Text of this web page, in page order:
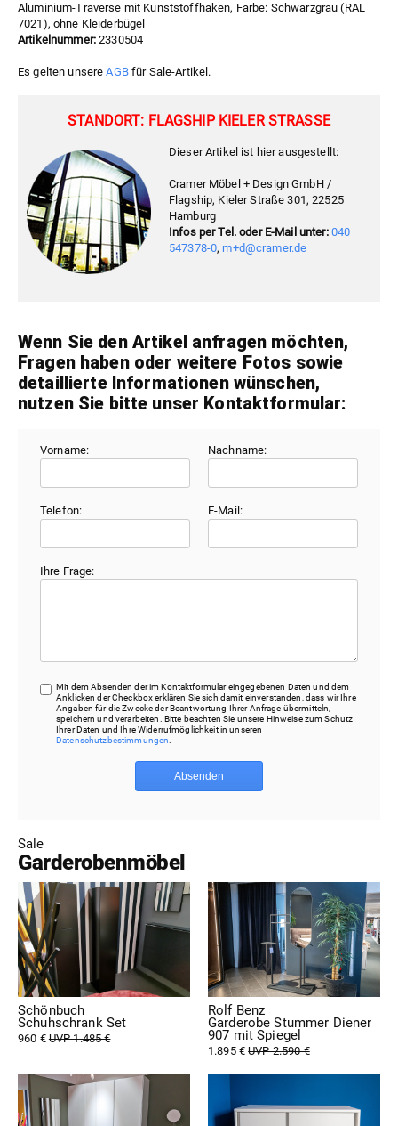
Aluminium-Traverse mit Kunststoffhaken, Farbe: Schwarzgrau (RAL
7021), ohne Kleiderbügel
Artikelnummer: 2330504
Es gelten unsereAGBfür Sale-Artikel.
STANDORT: FLAGSHIP KIELER STRASSE
Dieser Artikel ist hier ausgestellt:
Cramer Möbel + Design GmbH /
Flagship, Kieler Straße 301, 22525
Hamburg
Infos per Tel. oder E-Mail unter: 040
547378-0,m+d@cramer.de
Wenn Sie den Artikel anfragen möchten,
Fragen haben oder weitere Fotos sowie
detaillierte Informationen wünschen,
nutzen Sie bitte unser Kontaktformular:
Vorname: Nachname:
Telefon: E-Mail:
Ihre Frage:
Mit dem Absenden der im Kontaktformular eingegebenen Daten und dem
Anklicken der Checkbox erklären Sie sich damit einverstanden, dass wir Ihre
Angaben für die Zwecke der Beantwortung Ihrer Anfrage übermitteln,
speichern und verarbeiten. Bitte beachten Sie unsere Hinweise zum Schutz
Ihrer Daten und Ihre Widerrufmöglichkeit in unseren
Datenschutzbestimmungen
Absenden
Sale
Garderobenmöbel
Schönbuch
Schuhschrank Set
960 €UVP 1.485 €
Rolf Benz
Garderobe Stummer Diener
907 mit Spiegel
1.895 €UVP 2.590 €